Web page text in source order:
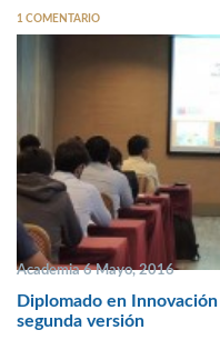
1 COMENTARIO
Academia 6 Mayo, 2016
Diplomado en
segunda versión